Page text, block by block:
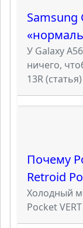
Samsung
У Galaxy
ничего,
13R (статья)
Почему
Retroid
Холодный
Pocket